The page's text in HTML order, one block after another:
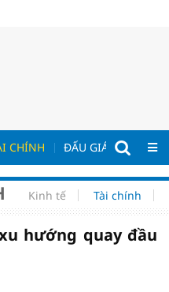
CHÍNH ĐẤU GIÁ - ĐẤU
Kinh tế Tài chính
hướng quay đầu